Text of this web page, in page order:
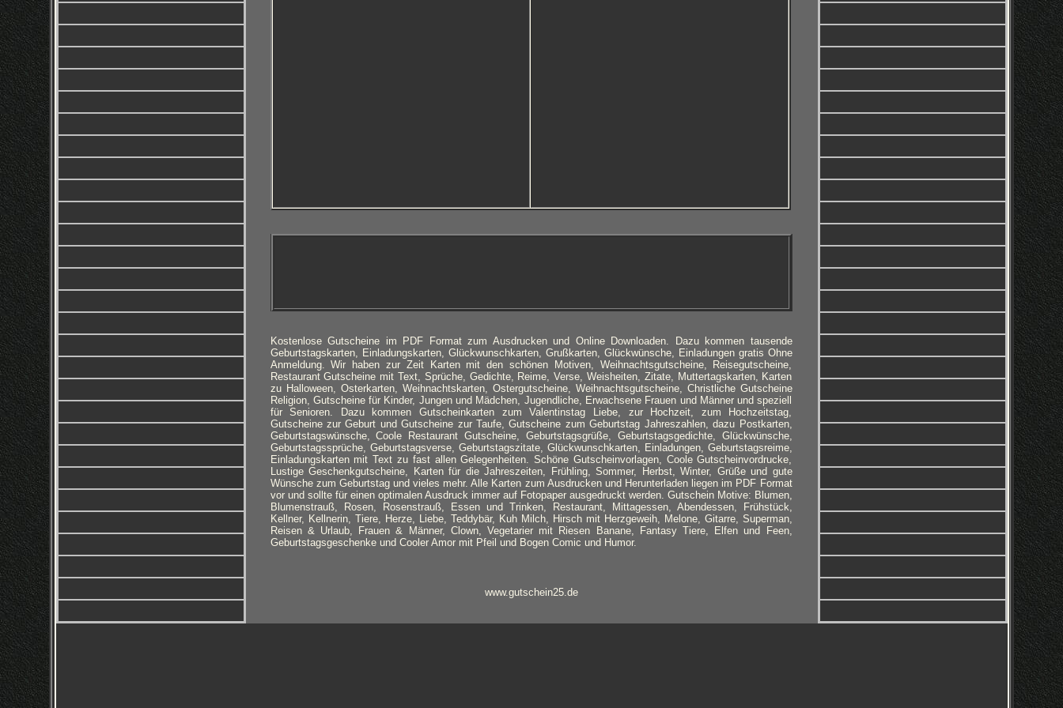
Kostenlose Gutscheine im PDF Format zum Ausdrucken und Online Downloaden. Dazu kommen tausende
Geburtstagskarten, Einladungskarten, Glückwunschkarten, Grußkarten, Glückwünsche, Einladungen gratis Ohne
Anmeldung. Wir haben zur Zeit Karten mit den schönen Motiven, Weihnachtsgutscheine, Reisegutscheine,
Restaurant Gutscheine mit Text, Sprüche, Gedichte, Reime, Verse, Weisheiten, Zitate, Muttertagskarten, Karten
zu Halloween, Osterkarten, Weihnachtskarten, Ostergutscheine, Weihnachtsgutscheine, Christliche Gutscheine
Religion, Gutscheine für Kinder, Jungen und Mädchen, Jugendliche, Erwachsene Frauen und Männer und speziell
für Senioren. Dazu kommen Gutscheinkarten zum Valentinstag Liebe, zur Hochzeit, zum Hochzeitstag,
Gutscheine zur Geburt und Gutscheine zur Taufe, Gutscheine zum Geburtstag Jahreszahlen, dazu Postkarten,
Geburtstagswünsche, Coole Restaurant Gutscheine, Geburtstagsgrüße, Geburtstagsgedichte, Glückwünsche,
Geburtstagssprüche, Geburtstagsverse, Geburtstagszitate, Glückwunschkarten, Einladungen, Geburtstagsreime,
Einladungskarten mit Text zu fast allen Gelegenheiten. Schöne Gutscheinvorlagen, Coole Gutscheinvordrucke,
Lustige Geschenkgutscheine, Karten für die Jahreszeiten, Frühling, Sommer, Herbst, Winter, Grüße und gute
Wünsche zum Geburtstag und vieles mehr. Alle Karten zum Ausdrucken und Herunterladen liegen im PDF Format
vor und sollte für einen optimalen Ausdruck immer auf Fotopaper ausgedruckt werden. Gutschein Motive: Blumen,
Blumenstrauß, Rosen, Rosenstrauß, Essen und Trinken, Restaurant, Mittagessen, Abendessen, Frühstück,
Kellner, Kellnerin, Tiere, Herze, Liebe, Teddybär, Kuh Milch, Hirsch mit Herzgeweih, Melone, Gitarre, Superman,
Reisen & Urlaub, Frauen & Männer, Clown, Vegetarier mit Riesen Banane, Fantasy Tiere, Elfen und Feen,
Geburtstagsgeschenke und Cooler Amor mit Pfeil und Bogen Comic und Humor.
www.gutschein25.de